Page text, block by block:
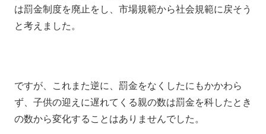
は罰金制度を廃止をし、市場規範から社会規範に戻そう
と考えました。
ですが、これまた逆に、罰金をなくしたにもかかわら
ず、子供の迎えに遅れてくる親の数は罰金を科したとき
の数から変化することはありませんでした。